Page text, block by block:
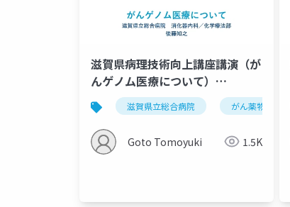
滋賀県病理技術向上講座講演（が
んゲノム医療について）
20210130滋賀県立総合病院 がん薬物療法
Goto Tomoyuki 1.5K